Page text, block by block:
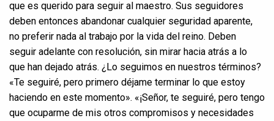
que es querido para seguir al maestro. Sus seguidores
deben entonces abandonar cualquier seguridad aparente,
no preferir nada al trabajo por la vida del reino. Deben
seguir adelante con resolución, sin mirar hacia atrás a lo
que han dejado atrás. ¿Lo seguimos en nuestros términos?
«Te seguiré, pero primero déjame terminar lo que estoy
haciendo en este momento». «¡Señor, te seguiré, pero tengo
que ocuparme de mis otros compromisos y necesidades